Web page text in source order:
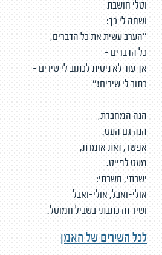
וטלי חושבת
ושחה לי כך:
"הערב עשית את כל הדברים,
כל הדברים -
אך עוד לא ניסית לכתוב לי שירים -
כתוב לי שירים!"
הנה המחברת,
הנה גם העט.
אפשר, זאת אומרת,
מעט לפייט.
ישבתי, חשבתי:
אולי-ואבל, אולי-ואבל
ושיר זה כתבתי בשביל חמוטל.
לכל השירים של האמן